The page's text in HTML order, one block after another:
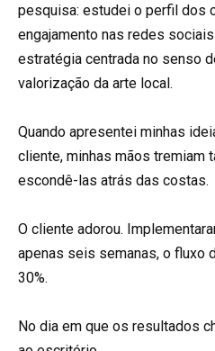
pesquisa: estudei o perfil dos
engajamento nas redes
estratégia centrada no senso
valorização da arte local.
Quando apresentei minhas
cliente, minhas mãos tremiam
escondê-las atrás das costas.
O cliente adorou.
apenas seis semanas, o fluxo
30%.
No dia em que os resultados